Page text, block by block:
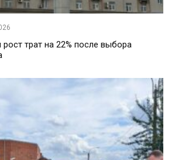
трат на 22% после выбора